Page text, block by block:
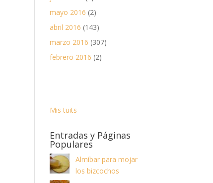
mayo 2016 (2)
abril 2016 (143)
marzo 2016 (307)
febrero 2016 (2)
Mis tuits
Entradas y Páginas
Populares
Almíbar para mojar
los bizcochos